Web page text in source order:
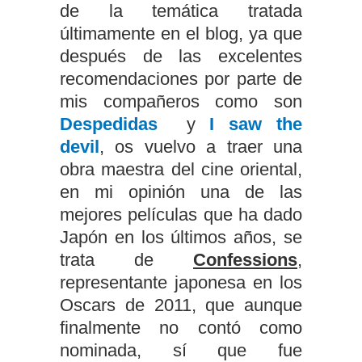
de la temática tratada
últimamente en el blog, ya que
después de las excelentes
recomendaciones por parte de
mis compañeros como son
Despedidas y I saw the
devil, os vuelvo a traer una
obra maestra del cine oriental,
en mi opinión una de las
mejores películas que ha dado
Japón en los últimos años, se
trata de Confessions,
representante japonesa en los
Oscars de 2011, que aunque
finalmente no contó como
nominada, sí que fue